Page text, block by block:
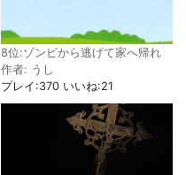
8位:ゾンビから逃げて家へ帰れ
作者: うし
プレイ:370 いいね:21